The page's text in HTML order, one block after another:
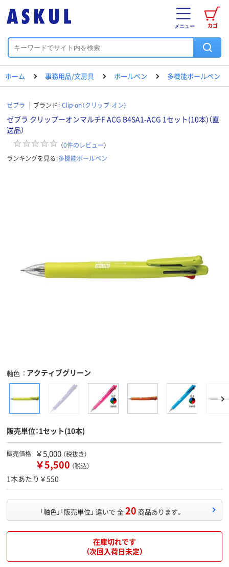
カゴ
メニュー
ホーム 事務用品/文房具 ボールペン 多機能ボールペン
ゼブラ ブランド： Clip-on（クリップ-オン）
ゼブラ クリップーオンマルチF ACG B4SA1-ACG 1セット(10本)（直
送品）
（0件のレビュー）
ランキングを見る：多機能ボールペン
軸色 アクティブグリーン
販売単位：1セット(10本)
販売価格 ￥5,000 （税抜き）
￥5,500 （税込）
1本あたり￥550
「軸色」「販売単位」 違いで 全20 商品あります。
在庫切れです
（次回入荷日未定）